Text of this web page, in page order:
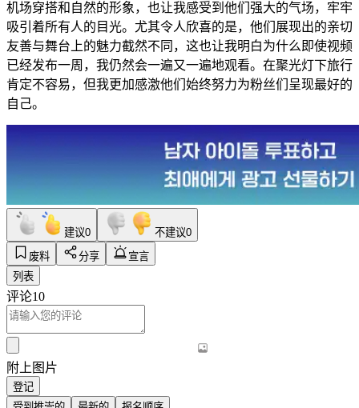
机场穿搭和自然的形象，也让我感受到他们强大的气场，牢牢
吸引着所有人的目光。尤其令人欣喜的是，他们展现出的亲切
友善与舞台上的魅力截然不同，这也让我明白为什么即使视频
已经发布一周，我仍然会一遍又一遍地观看。在聚光灯下旅行
肯定不容易，但我更加感激他们始终努力为粉丝们呈现最好的
自己。
建议0 不建议0
废料
分享
宣言
列表
评论10
附上图片
登记